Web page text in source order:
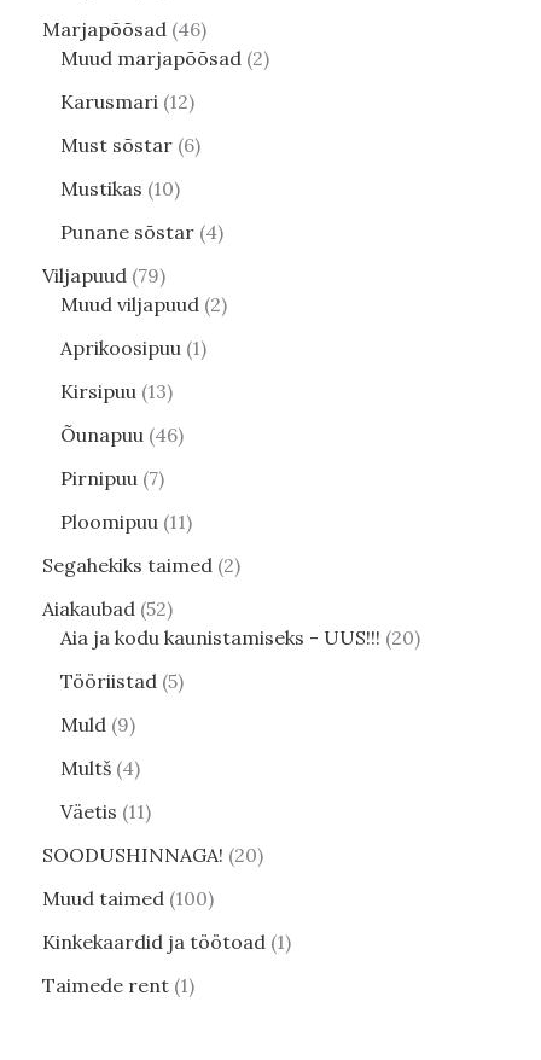
Marjapõõsad 46
Muud marjapõõsad 2
Karusmari 12
Must sõstar 6
Mustikas 10
Punane sõstar 4
Viljapuud 79
Muud viljapuud 2
Aprikoosipuu 1
Kirsipuu 13
Õunapuu 46
Pirnipuu 7
Ploomipuu 11
Segahekiks taimed 2
Aiakaubad 52
Aia ja kodu kaunistamiseks - UUS!!! 20
Tööriistad 5
Muld 9
Multš 4
Väetis 11
SOODUSHINNAGA! 20
Muud taimed 100
Kinkekaardid ja töötoad 1
Taimede rent 1